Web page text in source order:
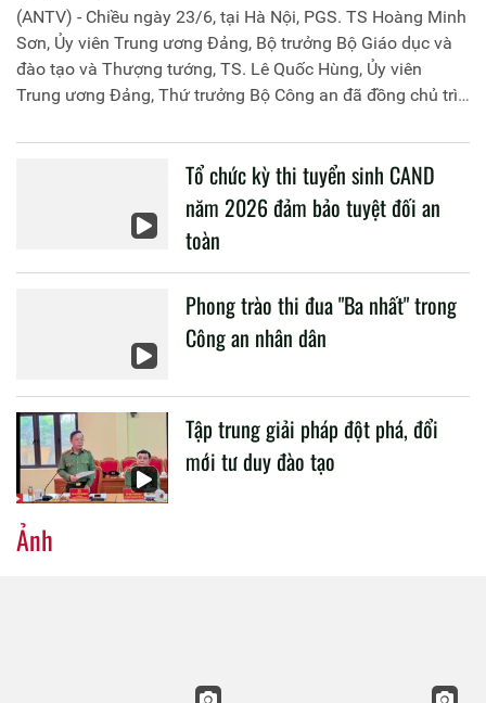
(ANTV) - Chiều ngày 23/6, tại Hà Nội, PGS. TS Hoàng Minh
Sơn, Ủy viên Trung ương Đảng, Bộ trưởng Bộ Giáo dục và
đào tạo và Thượng tướng, TS. Lê Quốc Hùng, Ủy viên
Trung ương Đảng, Thứ trưởng Bộ Công an đã đồng chủ trì
liên quan đến công tác giáo dục và đào tạo của lực lượng
Tổ chức kỳ thi tuyển sinh CAND
năm 2026 đảm bảo tuyệt đối an
toàn
Phong trào thi đua "Ba nhất" trong
Công an nhân dân
Tập trung giải pháp đột phá, đổi
mới tư duy đào tạo
Ảnh